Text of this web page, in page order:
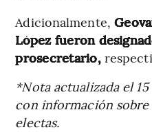
Adicionalmente,
López fueron
prosecretario,
*Nota actualizada el
con información sobre
electas.